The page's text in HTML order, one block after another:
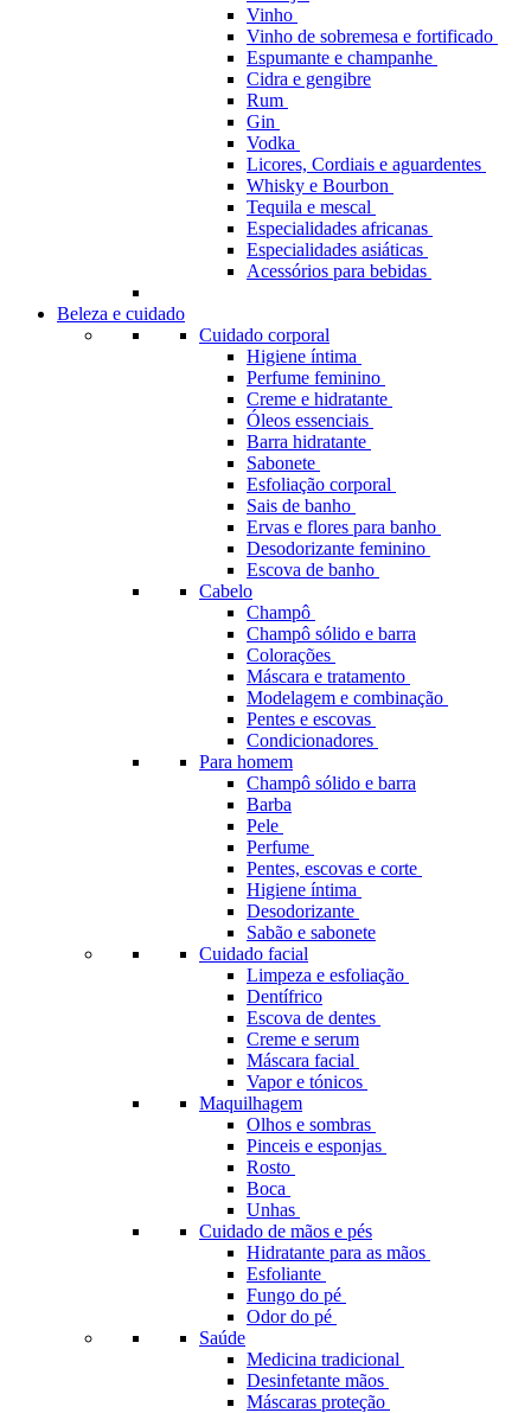
Vinho
Vinho de sobremesa e fortificado
Espumante e champanhe
Cidra e gengibre
Rum
Gin
Vodka
Licores, Cordiais e aguardentes
Whisky e Bourbon
Tequila e mescal
Especialidades africanas
Especialidades asiáticas
Acessórios para bebidas
Beleza e cuidado
Cuidado corporal
Higiene íntima
Perfume feminino
Creme e hidratante
Óleos essenciais
Barra hidratante
Sabonete
Esfoliação corporal
Sais de banho
Ervas e flores para banho
Desodorizante feminino
Escova de banho
Cabelo
Champô
Champô sólido e barra
Colorações
Máscara e tratamento
Modelagem e combinação
Pentes e escovas
Condicionadores
Para homem
Champô sólido e barra
Barba
Pele
Perfume
Pentes, escovas e corte
Higiene íntima
Desodorizante
Sabão e sabonete
Cuidado facial
Limpeza e esfoliação
Dentífrico
Escova de dentes
Creme e serum
Máscara facial
Vapor e tónicos
Maquilhagem
Olhos e sombras
Pinceis e esponjas
Rosto
Boca
Unhas
Cuidado de mãos e pés
Hidratante para as mãos
Esfoliante
Fungo do pé
Odor do pé
Saúde
Medicina tradicional
Desinfetante mãos
Máscaras proteção